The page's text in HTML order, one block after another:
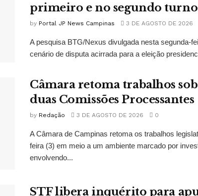
primeiro e no segundo turno
by Portal JP News Campinas 3 DE AGOSTO DE 2026
A pesquisa BTG/Nexus divulgada nesta segunda-
cenário de disputa acirrada para a eleição
Câmara retoma trabalhos
duas Comissões Processantes
by Redação 3 DE AGOSTO DE 2026 0
A Câmara de Campinas retoma os trabalhos
feira (3) em meio a um ambiente marcado por
envolvendo...
STF libera inquérito para